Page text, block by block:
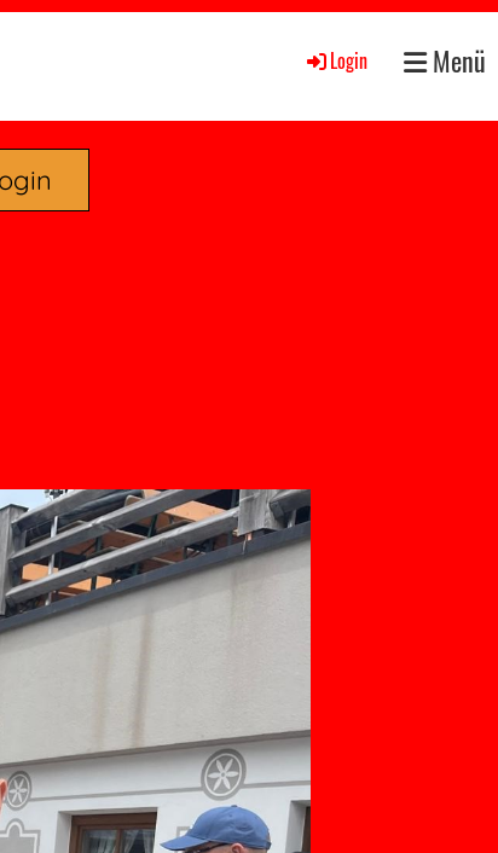
Login Menü